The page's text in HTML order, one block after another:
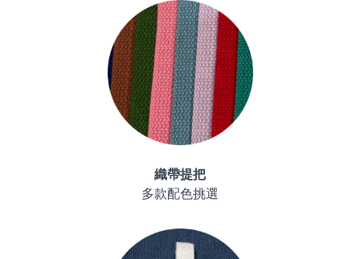
織帶提把
多款配色挑選